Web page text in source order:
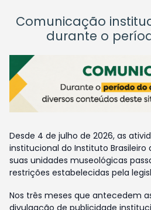
Comunicação
durante o
Desde 4 de julho de 2026, as
institucional do Instituto Brasileiro
suas unidades museológicas
restrições estabelecidas pela
Nos três meses que antecedem